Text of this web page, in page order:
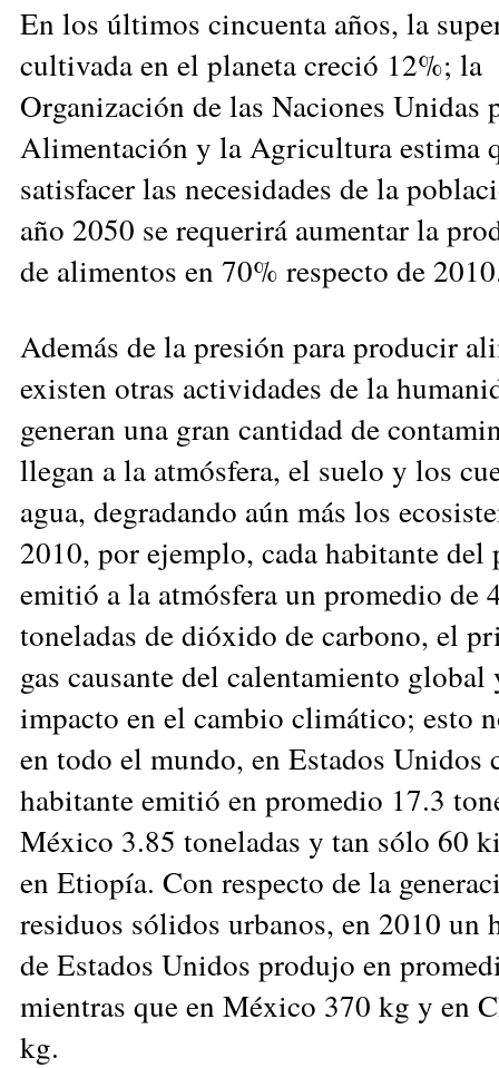
En los últimos cincuenta años, la
cultivada en el planeta creció 12%; la
Organización de las Naciones Unidas
Alimentación y la Agricultura estima
satisfacer las necesidades de la
año 2050 se requerirá aumentar la
de alimentos en 70% respecto de
Además de la presión para producir
existen otras actividades de la
generan una gran cantidad de
llegan a la atmósfera, el suelo y los
agua, degradando aún más los
2010, por ejemplo, cada habitante del
emitió a la atmósfera un promedio de
toneladas de dióxido de carbono, el
gas causante del calentamiento global
impacto en el cambio climático; esto
en todo el mundo, en Estados Unidos
habitante emitió en promedio 17.3
México 3.85 toneladas y tan sólo 60
en Etiopía. Con respecto de la
residuos sólidos urbanos, en 2010 un
de Estados Unidos produjo en
mientras que en México 370 kg y en
kg.